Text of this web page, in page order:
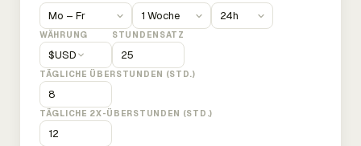
WÄHRUNG
$USD
STUNDENSATZ
TÄGLICHE ÜBERSTUNDEN (STD.)
TÄGLICHE 2X-ÜBERSTUNDEN (STD.)